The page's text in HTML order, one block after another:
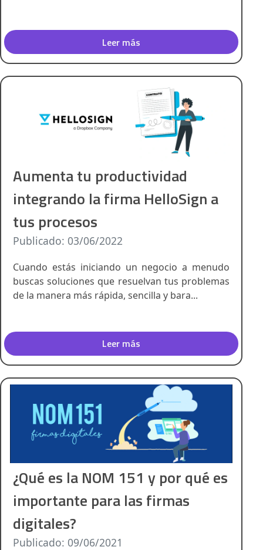
Leer más
Aumenta tu productividad
integrando la firma HelloSign a
tus procesos
Publicado: 03/06/2022
Cuando estás iniciando un negocio a menudo
buscas soluciones que resuelvan tus problemas
de la manera más rápida, sencilla y bara...
Leer más
¿Qué es la NOM 151 y por qué es
importante para las firmas
digitales?
Publicado: 09/06/2021